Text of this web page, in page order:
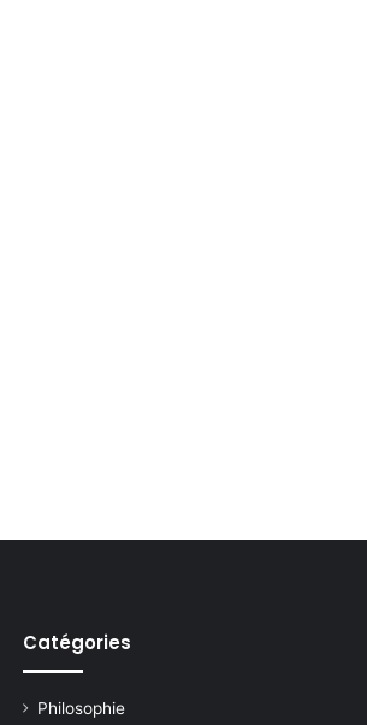
Catégories
Philosophie